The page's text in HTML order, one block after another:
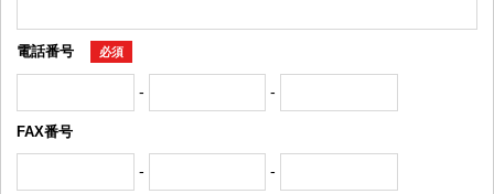
電話番号 必須
- -
FAX番号
- -